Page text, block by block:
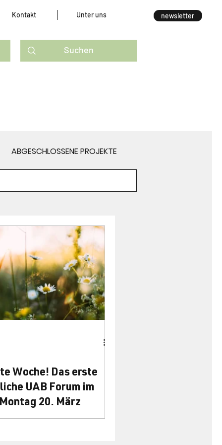
Kontakt Unter uns newsletter
Woche! Das erste
UAB Forum im
20. März
ABGESCHLOSSENE PROJEKTE